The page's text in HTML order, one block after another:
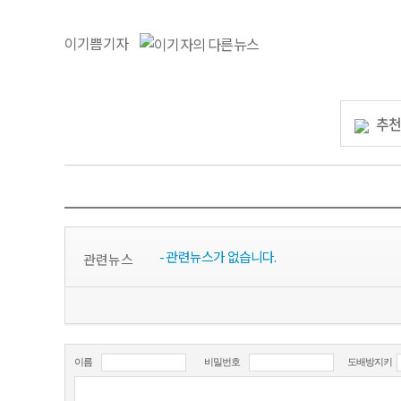
이기쁨기자
추천
관련뉴스 - 관련뉴스가 없습니다.